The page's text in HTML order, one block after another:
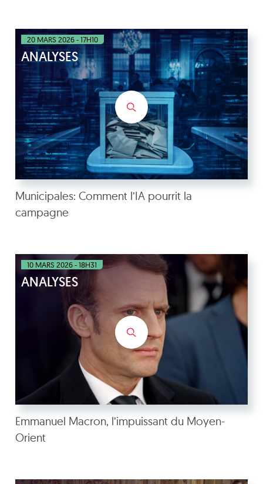
20 MARS 2026 - 17H10
ANALYSES
Municipales: Comment l’IA pourrit la
campagne
10 MARS 2026 - 18H31
ANALYSES
Emmanuel Macron, l’impuissant du Moyen-
Orient